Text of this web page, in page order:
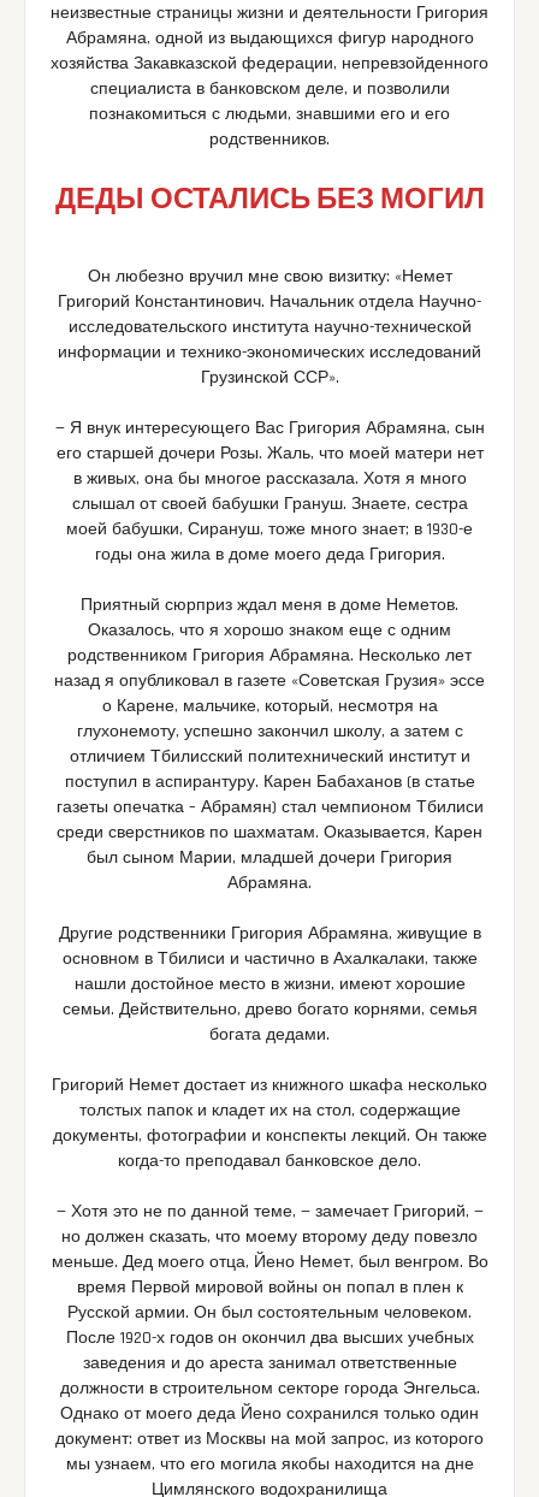
неизвестные страницы жизни и деятельности Григория
Абрамяна, одной из выдающихся фигур народного
хозяйства Закавказской федерации, непревзойденного
специалиста в банковском деле, и позволили
познакомиться с людьми, знавшими его и его
родственников.
ДЕДЫ ОСТАЛИСЬ БЕЗ МОГИЛ
Он любезно вручил мне свою визитку: «Немет
Григорий Константинович. Начальник отдела Научно-
исследовательского института научно-технической
информации и технико-экономических исследований
Грузинской ССР».
— Я внук интересующего Вас Григория Абрамяна, сын
его старшей дочери Розы. Жаль, что моей матери нет
в живых, она бы многое рассказала. Хотя я много
слышал от своей бабушки Грануш. Знаете, сестра
моей бабушки, Сирануш, тоже много знает; в 1930-е
годы она жила в доме моего деда Григория.
Приятный сюрприз ждал меня в доме Неметов.
Оказалось, что я хорошо знаком еще с одним
родственником Григория Абрамяна. Несколько лет
назад я опубликовал в газете «Советская Грузия» эссе
о Карене, мальчике, который, несмотря на
глухонемоту, успешно закончил школу, а затем с
отличием Тбилисский политехнический институт и
поступил в аспирантуру. Карен Бабаханов (в статье
газеты опечатка – Абрамян) стал чемпионом Тбилиси
среди сверстников по шахматам. Оказывается, Карен
был сыном Марии, младшей дочери Григория
Абрамяна.
Другие родственники Григория Абрамяна, живущие в
основном в Тбилиси и частично в Ахалкалаки, также
нашли достойное место в жизни, имеют хорошие
семьи. Действительно, древо богато корнями, семья
богата дедами.
Григорий Немет достает из книжного шкафа несколько
толстых папок и кладет их на стол, содержащие
документы, фотографии и конспекты лекций. Он также
когда-то преподавал банковское дело.
— Хотя это не по данной теме, — замечает Григорий, —
но должен сказать, что моему второму деду повезло
меньше. Дед моего отца, Йено Немет, был венгром. Во
время Первой мировой войны он попал в плен к
Русской армии. Он был состоятельным человеком.
После 1920-х годов он окончил два высших учебных
заведения и до ареста занимал ответственные
должности в строительном секторе города Энгельса.
Однако от моего деда Йено сохранился только один
документ: ответ из Москвы на мой запрос, из которого
мы узнаем, что его могила якобы находится на дне
Цимлянского водохранилища